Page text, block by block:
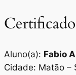
Aluno(a): Fabio
Cidade: Matão –